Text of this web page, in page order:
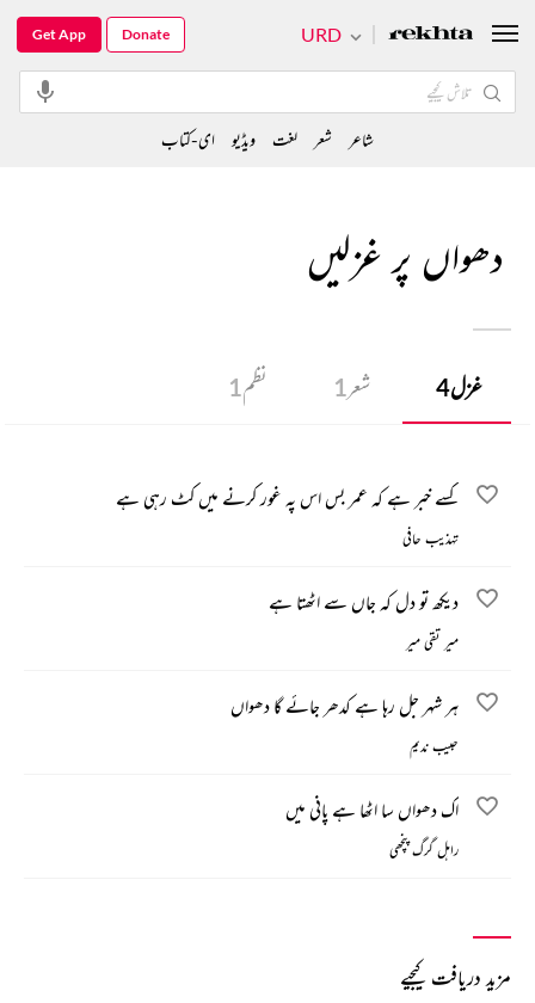
دھواں پر غزلیں
غزل4 شعر1 نظم1
کسے خبر ہے کہ عمر بس اس پہ غور کرنے میں کٹ رہی ہے
تہذیب حافی
دیکھ تو دل کہ جاں سے اٹھتا ہے
میر تقی میر
ہر شہر جل رہا ہے کدھر جائے گا دھواں
حبیب ندیم
اک دھواں سا اٹھا ہے پانی میں
راہل گرگ پنچھی
مزید دریافت کیجیے
URD
Get App Donate
شاعر شعر لغت ویڈیو ای-کتاب